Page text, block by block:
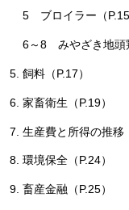
5 ブロイラー（P.15
6～8 みやざき地頭
飼料（P.17）
家畜衛生（P.19）
生産費と所得の推移
環境保全（P.24）
畜産金融（P.25）